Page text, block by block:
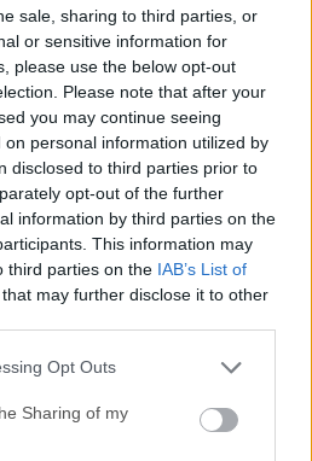
sale, sharing to third parties, or
or sensitive information for
please use the below opt-out
Please note that after your
you may continue seeing
personal information utilized by
disclosed to third parties prior to
opt-out of the further
information by third parties on the
This information may
third parties on the IAB’s List of
that may further disclose it to other
Opt Outs
Sharing of my
con Windows con seguimiento
clics en enlaces, datos de
y más.Aumenta tu
correos electrónicos con esta
de correo para Mac, Linux y
incluye múltiples diseños y
combinar con tu escritorio o tu
a tu audiencia. Envía
clics y aperturas en
Pro es tu compañero de